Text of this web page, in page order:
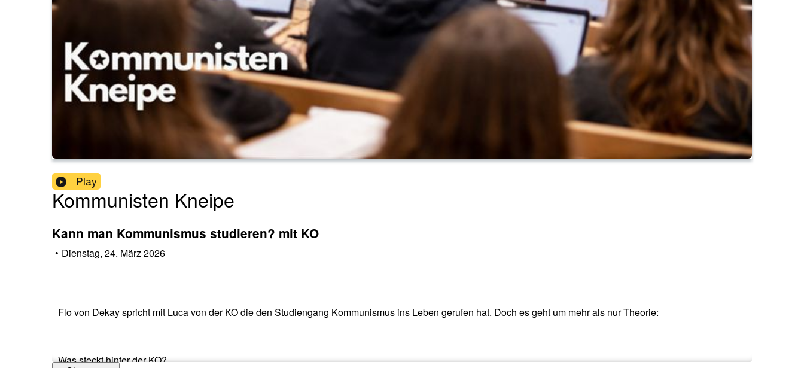
Play
Kommunisten Kneipe
Kann man Kommunismus studieren? mit KO
• Dienstag, 24. März 2026
Flo von Dekay spricht mit Luca von der KO die den Studiengang Kommunismus ins Leben gerufen hat. Doch es geht um mehr als nur Theorie:
Was steckt hinter der KO?